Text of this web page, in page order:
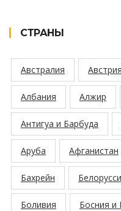
СТРАНЫ
Австралия Австрия
Албания Алжир
Антигуа и Барбуда
Аруба Афганистан
Бахрейн
Боливия Босния и